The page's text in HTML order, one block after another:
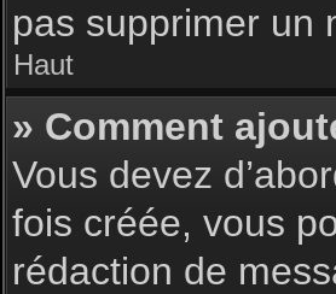
pas supprimer un
Haut
» Comment
Vous devez
fois créée, vous
rédaction de